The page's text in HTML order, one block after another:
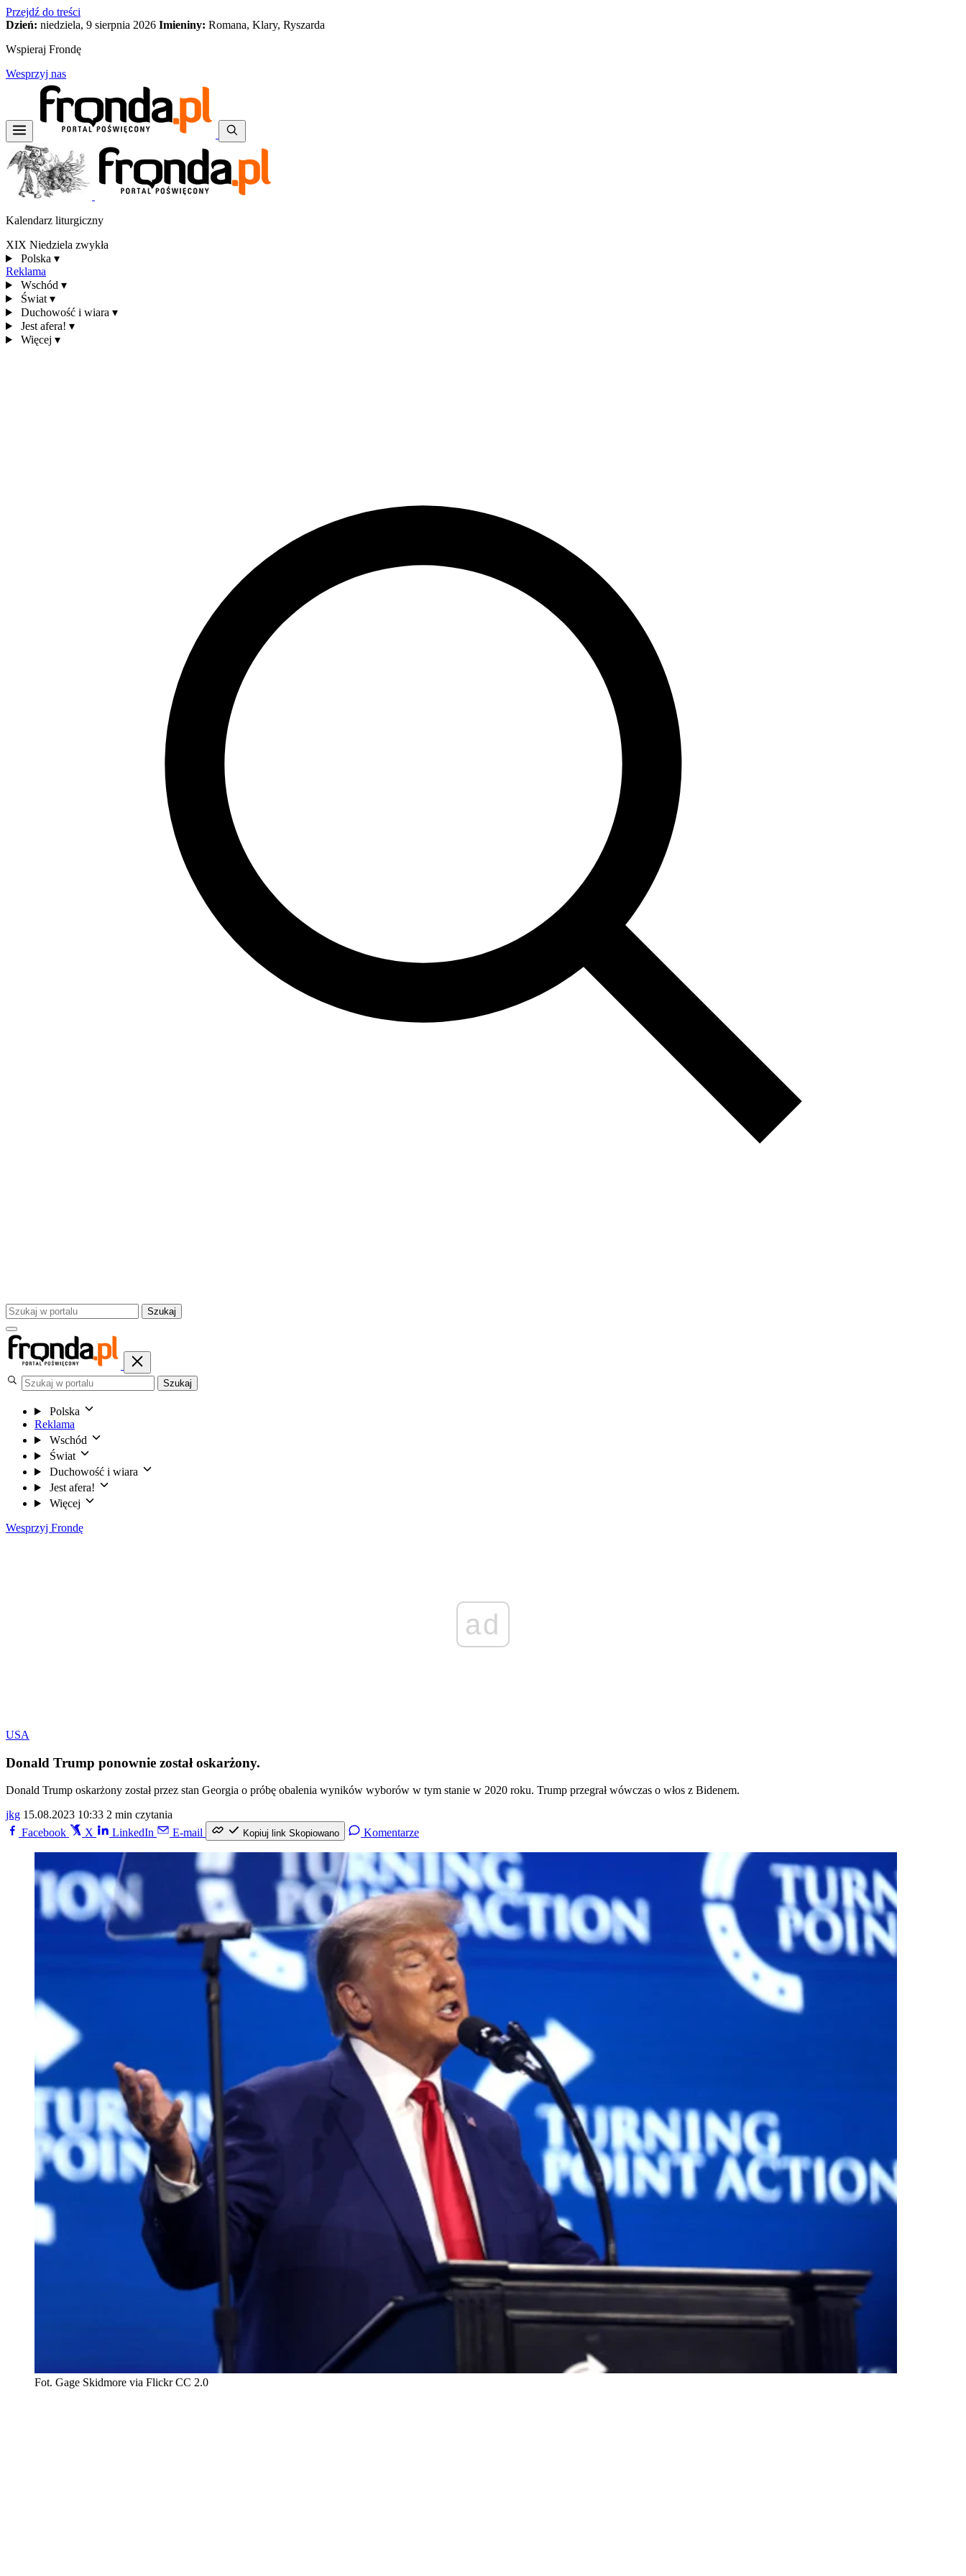
Przejdź do treści
Dzień: niedziela, 9 sierpnia 2026 Imieniny: Romana, Klary, Ryszarda
Wspieraj Frondę
Wesprzyj nas
Kalendarz liturgiczny
XIX Niedziela zwykła
Polska ▾
Reklama
Wschód ▾
Świat ▾
Duchowość i wiara ▾
Jest afera! ▾
Więcej ▾
Szukaj
Szukaj
Polska
Reklama
Wschód
Świat
Duchowość i wiara
Jest afera!
Więcej
Wesprzyj Frondę
ad
USA
Donald Trump ponownie został oskarżony.
Donald Trump oskarżony został przez stan Georgia o próbę obalenia wyników wyborów w tym stanie w 2020 roku. Trump przegrał wówczas o włos z Bidenem.
jkg 15.08.2023 10:33 2 min czytania
Facebook
X LinkedIn E-mail Kopiuj link Skopiowano Komentarze
Fot. Gage Skidmore via Flickr CC 2.0